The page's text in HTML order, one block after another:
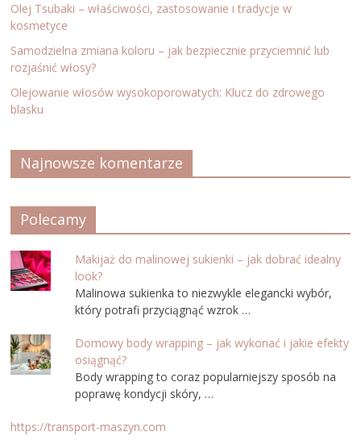
Olej Tsubaki – właściwości, zastosowanie i tradycje w
kosmetyce
Samodzielna zmiana koloru – jak bezpiecznie przyciemnić lub
rozjaśnić włosy?
Olejowanie włosów wysokoporowatych: Klucz do zdrowego
blasku
Najnowsze komentarze
Polecamy
Makijaż do malinowej sukienki – jak dobrać idealny
look?
Malinowa sukienka to niezwykle elegancki wybór,
który potrafi przyciągnąć wzrok …
Domowy body wrapping – jak wykonać i jakie efekty
osiągnąć?
Body wrapping to coraz popularniejszy sposób na
poprawę kondycji skóry, …
https://transport-maszyn.com